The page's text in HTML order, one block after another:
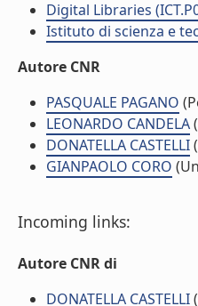
Digital Libraries
Istituto di scienza e
Autore CNR
PASQUALE PAGANO
LEONARDO CANDELA
DONATELLA CASTELLI
GIANPAOLO CORO
Incoming links:
Autore CNR di
DONATELLA CASTELLI